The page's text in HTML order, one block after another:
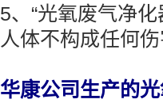
5、“光氧废气净
人体不构成任何
华康公司生产的